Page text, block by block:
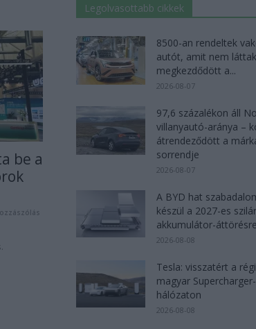
be a
Legolvasottabb cikkek
8500-an rendeltek
autót, amit nem
megkezdődött a...
2026-08-07
97,6 százalékon áll
villanyautó-aránya –
átrendeződött a
sorrendje
2026-08-07
A BYD hat
készül a 2027-es
akkumulátor-áttörésre
2026-08-08
Tesla: visszatért a
magyar Supercharger-
hálózaton
2026-08-08